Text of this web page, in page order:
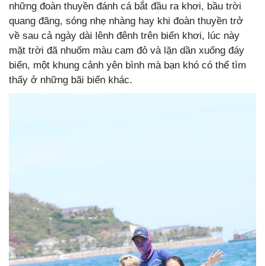
những đoàn thuyền đánh cá bắt đầu ra khơi, bầu trời
quang đãng, sóng nhẹ nhàng hay khi đoàn thuyền trở
về sau cả ngày dài lênh đênh trên biển khơi, lúc này
mặt trời đã nhuốm màu cam đỏ và lặn dần xuống đáy
biển, một khung cảnh yên bình mà bạn khó có thể tìm
thấy ở những bãi biển khác.